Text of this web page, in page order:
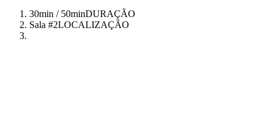
30min / 50minDURAÇÃO
Sala #2LOCALIZAÇÃO